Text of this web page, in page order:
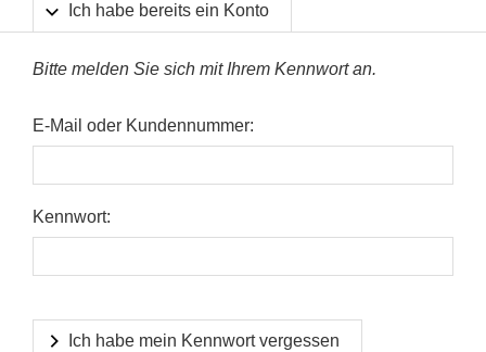
Ich habe bereits ein Konto
Bitte melden Sie sich mit Ihrem Kennwort an.
E-Mail oder Kundennummer:
Kennwort:
Ich habe mein Kennwort vergessen